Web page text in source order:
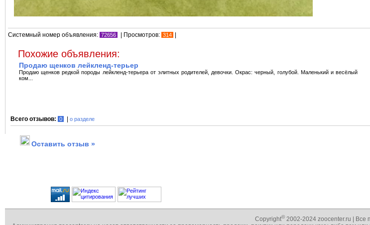
Системный номер объявления: 72656 | Просмотров: 314
Похожие объявления:
Продаю щенков лейкленд-терьер
Продаю щенков редкой породы лейкленд-терьера от элитных родителей, девочки. Окрас: черный, голубой. Маленький и весёлый
ком...
Всего отзывов: 0 | о разделе
Оставить отзыв »
Copyright© 2002-2024 zoocenter.ru |